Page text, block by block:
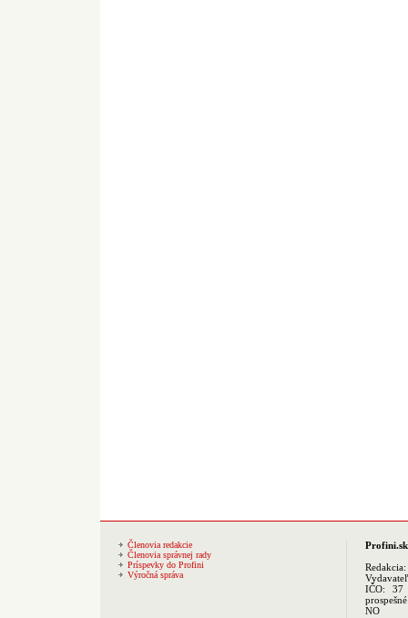
Členovia redakcie
Členovia správnej rady
Príspevky do Profini
Výročná správa
Profini.sk
Redakcia:
IČO: 37
NO